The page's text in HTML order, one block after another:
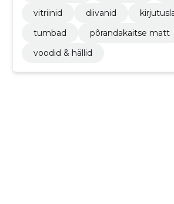
vitriinid
diivanid
tumbad
põrandakaitse matt
voodid & hällid